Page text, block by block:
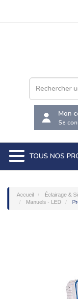
Mon
Se
TOUS NOS
Accueil Éclairage &
Manuels - LED